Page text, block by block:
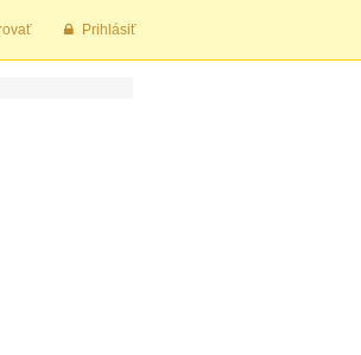
Prihlásiť